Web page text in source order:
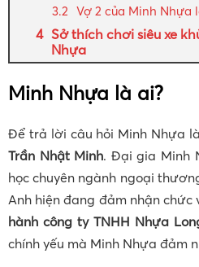
Vợ 2 của Minh Nhựa
Sở thích chơi siêu xe
Nhựa
Minh Nhựa là ai?
Để trả lời câu hỏi Minh Nhựa
Trần Nhật Minh. Đại gia Minh
học chuyên ngành ngoại
Anh hiện đang đảm nhận chức
hành công ty TNHH Nhựa
chính yếu mà Minh Nhựa đảm